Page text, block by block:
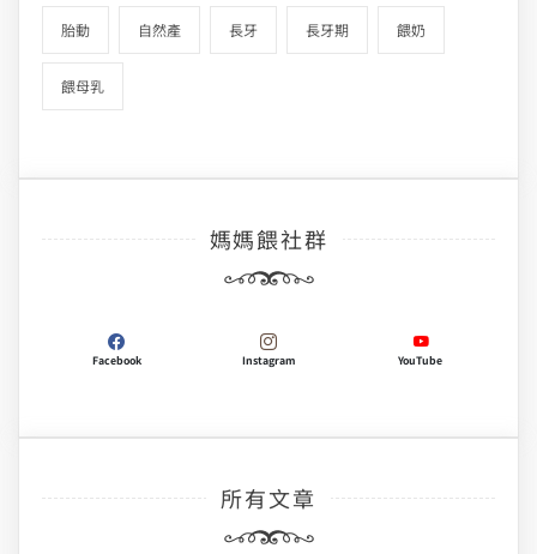
胎動 自然產 長牙 長牙期 餵奶
餵母乳
媽媽餵社群
Facebook Instagram YouTube
所有文章